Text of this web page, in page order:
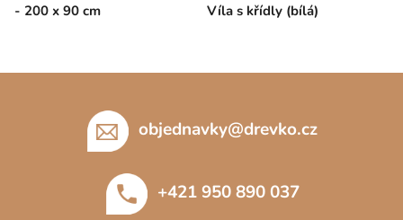
- 200 x 90 cm
Víla s křídly (bílá)
objednavky@drevko.cz
+421 950 890 037